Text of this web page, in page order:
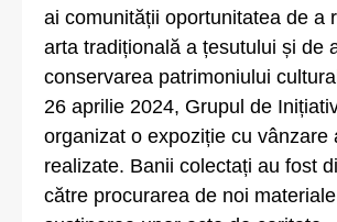
ai comunității oportunitatea de a
arta tradițională a țesutului și de
conservarea patrimoniului
26 aprilie 2024, Grupul de
organizat o expoziție cu vânzare
realizate. Banii colectați au fost
către procurarea de noi